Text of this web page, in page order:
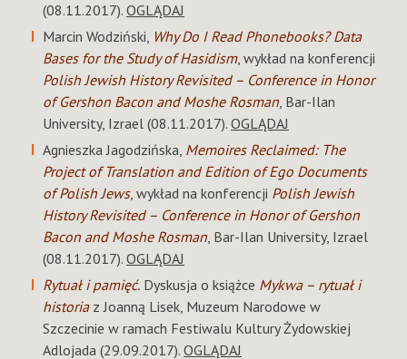
(08.11.2017). OGLĄDAJ
Marcin Wodziński, Why Do I Read Phonebooks? Data
Bases for the Study of Hasidism, wykład na konferencji
Polish Jewish History Revisited – Conference in Honor
of Gershon Bacon and Moshe Rosman, Bar-Ilan
University, Izrael (08.11.2017). OGLĄDAJ
Agnieszka Jagodzińska, Memoires Reclaimed: The
Project of Translation and Edition of Ego Documents
of Polish Jews, wykład na konferencji Polish Jewish
History Revisited – Conference in Honor of Gershon
Bacon and Moshe Rosman, Bar-Ilan University, Izrael
(08.11.2017). OGLĄDAJ
Rytuał i pamięć. Dyskusja o książce Mykwa – rytuał i
historiaz Joanną Lisek, Muzeum Narodowe w
Szczecinie w ramach Festiwalu Kultury Żydowskiej
Adlojada (29.09.2017). OGLĄDAJ